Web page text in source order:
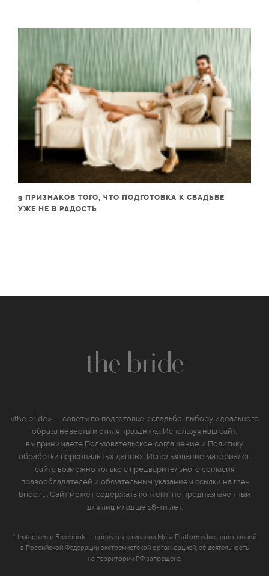
9 ПРИЗНАКОВ ТОГО, ЧТО ПОДГОТОВКА К СВАДЬБЕ
УЖЕ НЕ В РАДОСТЬ
«the bride» — советы по подготовке к свадьбе, выбору идеального
образа невесты и стиля праздника. Используя наш сайт,
вы принимаете Пользовательское соглашение и Политику
обработки персональных данных . Использование материалов
сайта возможно только с предварительного согласия
правообладателей и обязательным указанием ссылки на the-
bride.ru. Сайт может содержать контент, не предназначенный
для лиц младше 16‑ти лет.
* Instagram и Facebook — продукты компании Meta Platforms Inc., признанной
в Российской Федерации экстремистской организацией; её деятельность
на территории РФ запрещена.